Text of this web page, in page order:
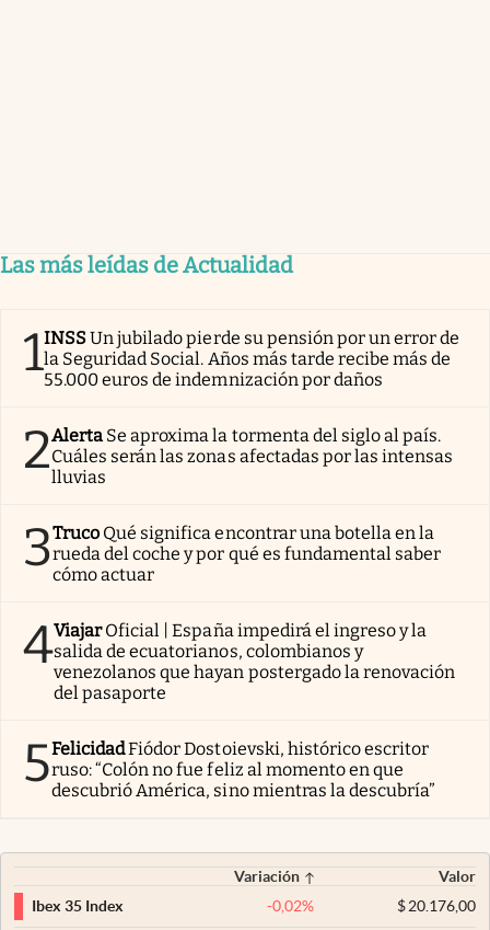
Las más leídas de Actualidad
1INSSUn jubilado pierde su pensión por un error de
la Seguridad Social. Años más tarde recibe más de
55.000 euros de indemnización por daños
2Alerta Se aproxima la tormenta del siglo al país.
Cuáles serán las zonas afectadas por las intensas
lluvias
3Truco Qué significa encontrar una botella en la
rueda del coche y por qué es fundamental saber
cómo actuar
4Viajar Oficial | España impedirá el ingreso y la
salida de ecuatorianos, colombianos y
venezolanos que hayan postergado la renovación
del pasaporte
5FelicidadFiódor Dostoievski, histórico escritor
ruso: “Colón no fue feliz al momento en que
descubrió América, sino mientras la descubría”
Variación
Valor
Ibex 35 Index
-0,02% $20.176,00